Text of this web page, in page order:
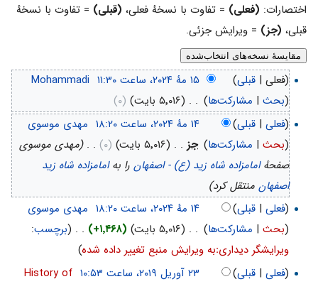
اختصارات: (فعلی) = تفاوت با نسخهٔ فعلی، (قبلی) = تفاوت با نسخهٔ
قبلی، (جز) = ویرایش جزئی.
(فعلی | قبلی)
‏
Mohammadi
(بحث| مشارکت‌ها)
. . (۵٬۰۱۶ بایت)
(۰)
(فعلی| قبلی)
‏ مهدی موسوی
(بحث| مشارکت‌ها)
‏جز . . (۵٬۰۱۶ بایت) (۰) . . (مهدی موسوی
صفحهٔامامزاده شاه زيد (ع) - اصفهانرا بهامامزاده شاه زید
اصفهانمنتقل کرد)
(فعلی| قبلی)
‏ مهدی موسوی
(بحث| مشارکت‌ها)
. . (۵٬۰۱۶ بایت) (+۱٬۴۶۸) . .
(برچسب:
ویرایشگر دیداریːبه ویرایش منبع تغییر داده شده
)
(فعلی| قبلی)
‏
History of